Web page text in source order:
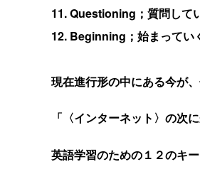
11. Questioning ；質問して
12. Beginning ；始まってい
現在進行形の中にある今が
「〈インターネット〉の次
英語学習のための１２のキ